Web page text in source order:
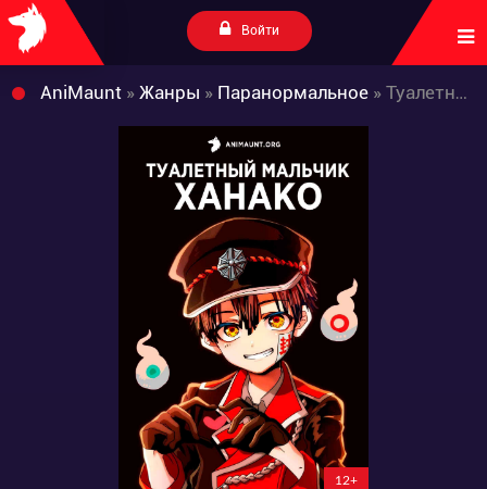
Войти
AniMaunt » Жанры » Паранормальное » Туалетный мальчик Ханако
12+